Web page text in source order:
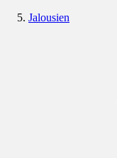
Jalousien